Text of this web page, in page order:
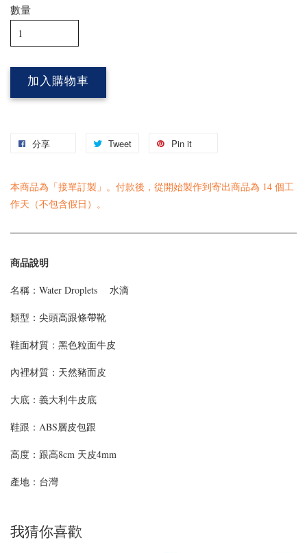
數量
加入購物車
分享 Tweet Pin it
本商品為「接單訂製」。付款後，從開始製作到寄出商品為 14 個工
作天（不包含假日）。
商品說明
名稱：Water Droplets 水滴
類型： 尖頭高跟條帶靴
鞋面材質： 黑色粒面牛皮
內裡材質：天然豬面皮
大底：義大利牛皮底
鞋跟：ABS層皮包跟
高度：跟高8cm 天皮4mm
產地：台灣
我猜你喜歡